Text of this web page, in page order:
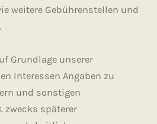
weitere Gebührenstellen und
Grundlage unserer
Interessen Angaben zu
und sonstigen
zwecks späterer